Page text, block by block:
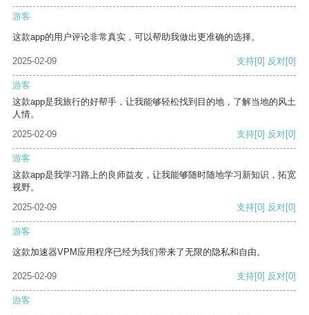
游客
这款app的用户评论非常真实，可以帮助我做出更准确的选择。
2025-02-09 支持[0] 反对[0]
游客
这款app是我旅行的好帮手，让我能够轻松找到目的地，了解当地的风土
人情。
2025-02-09
支持[0] 反对[0]
游客
这款app是我学习路上的良师益友，让我能够随时随地学习新知识，拓宽
视野。
2025-02-09
支持[0] 反对[0]
游客
这款加速器VPM应用程序已经为我们带来了无限的隐私和自由。
2025-02-09 支持[0] 反对[0]
游客